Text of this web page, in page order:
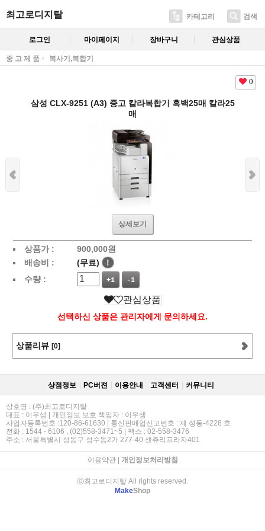
최고로디지탈 카테고리 검색
로그인 마이페이지 장바구니 관심상품
중 고 제 품 복사기,복합기
0
삼성 CLX-9251 (A3) 중고 칼라복합기 흑백25매 칼라25
매
상세보기
상품가 : 900,000원
배송비 :
(무료)
!
수량 :
+1 -1
관심상품
선택하신 상품은 관리자에게 문의하세요.
상품리뷰 [0]
상점정보 PC버젼 이용안내 고객센터 커뮤니티
상호명 : (주)최고로디지탈
대표 : 이우생 | 개인정보 보호 책임자 : 이우생
사업자등록번호 :120-86-61630 | 통신판매업신고번호 : 제 성동-4228 호
전화 : 1544 - 6106 , (02)558-3471~5 | 팩스 : 02-558-3476
주소 : 서울특별시 성동구 성수동2가 277-40 센츄리프라자401
이용약관| 개인정보처리방침
ⓒ최고로디지탈 All rights reserved.
MakeShop